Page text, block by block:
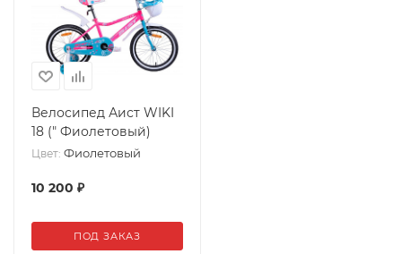
Велосипед Аист WIKI
18 (" Фиолетовый)
Цвет: Фиолетовый
10 200 ₽
ПОД ЗАКАЗ